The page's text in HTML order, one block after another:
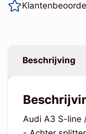
Beschrijving
Audi A3 S-line